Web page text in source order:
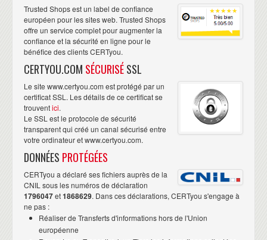
Trusted Shops est un label de confiance
européen pour les sites web. Trusted Shops
offre un service complet pour augmenter la
confiance et la sécurité en ligne pour le
bénéfice des clients CERTyou.
CERTYOU.COM SÉCURISÉSSL
Le site www.certyou.com est protégé par un
certificat SSL. Les détails de ce certificat se
trouventici.
Le SSL est le protocole de sécurité
transparent qui créé un canal sécurisé entre
votre ordinateur et www.certyou.com.
DONNÉES PROTÉGÉES
CERTyou a déclaré ses fichiers auprès de la
CNIL sous les numéros de déclaration
1796047et1868629. Dans ces déclarations, CERTyou s'engage à
ne pas :
Réaliser de Transferts d'informations hors de l'Union
européenne